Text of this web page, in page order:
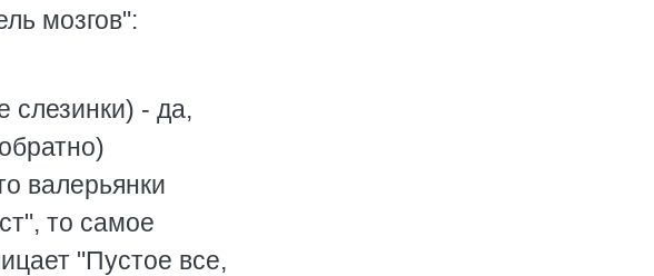
мозгов":
слезинки) - да,
валерьянки
то самое
"Пустое все,